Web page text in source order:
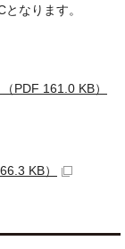
なります。
PDF 161.0 KB）
KB）